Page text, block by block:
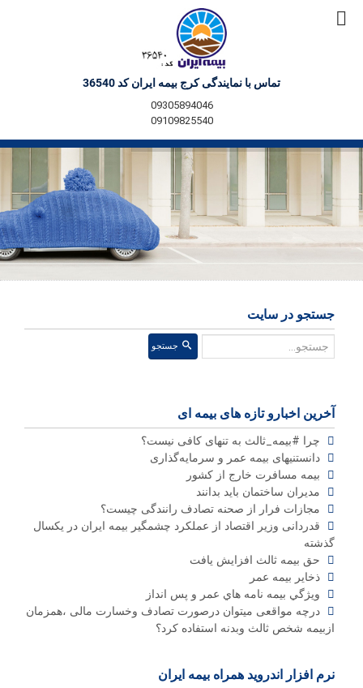
تماس با نمایندگی کرج بیمه ایران کد 36540
09305894046
09109825540
جستجو در سایت
جستجوجستجو
آخرین اخبارو تازه های بیمه ای
چرا #بیمه_ثالث به تنهای کافی نیست؟
دانستنیهای بیمه عمر و سرمایه‌گذاری
بیمه مسافرت خارج از کشور
مدیران ساختمان باید بدانند
مجازات فرار از صحنه تصادف رانندگی چیست؟
قدردانی وزیر اقتصاد از عملکرد چشمگیر بیمه ایران در یکسال
گذشته
حق بیمه ثالث افزایش یافت
ذخاير بيمه عمر
ويژگي بيمه نامه هاي عمر و پس انداز
درچه مواقعی میتوان درصورت تصادف وخسارت مالی ،همزمان
ازبیمه شخص ثالث وبدنه استفاده کرد؟
نرم افزار اندروید همراه بیمه ایران